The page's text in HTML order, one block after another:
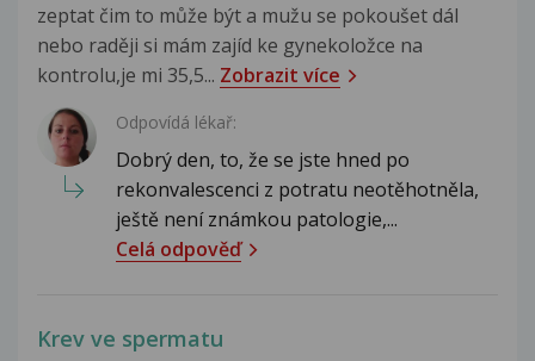
zeptat čim to může být a mužu se pokoušet dál
nebo raději si mám zajíd ke gynekoložce na
kontrolu,je mi 35,5... Zobrazit více
Odpovídá lékař:
Dobrý den, to, že se jste hned po
rekonvalescenci z potratu neotěhotněla,
ještě není známkou patologie,...
Celá odpověď
Krev ve spermatu